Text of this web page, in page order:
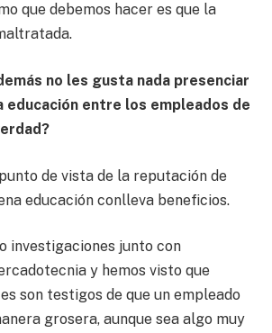
que debemos hacer es que la
no les gusta nada presenciar
educación entre los empleados de
de vista de la reputación de
educación conlleva beneficios.
investigaciones junto con
y hemos visto que
son testigos de que un empleado
grosera, aunque sea algo muy